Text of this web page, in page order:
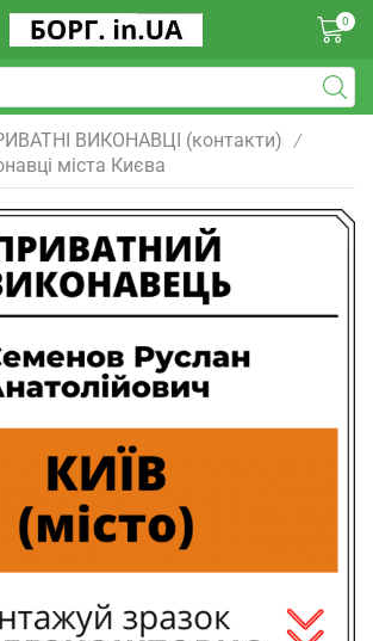
0
ВИКОНАВЦІ (контакти) /
міста Києва